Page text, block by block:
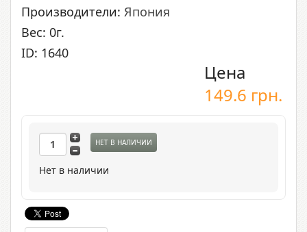
Производители: Япония
Вес: 0г.
ID: 1640
Цена
149.6 грн.
НЕТ В НАЛИЧИИ
Нет в наличии